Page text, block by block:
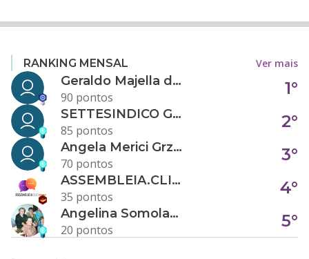
RANKING MENSAL Ver mais
Geraldo Majella da Silva
90 pontos
1°
SETTESINDICO GOVERNANÇA CONDOMINIAL
85 pontos
2°
Angela Merici Grzybowski
70 pontos
3°
ASSEMBLEIA.CLICK
35 pontos
4°
Angelina Somolanji R. Oliveira
20 pontos
5°